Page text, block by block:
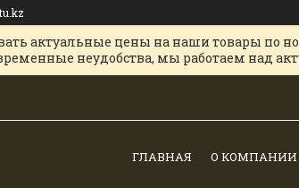
актуальные цены на наши товары по
неудобства, мы работаем над
ГЛАВНАЯ О КОМПАНИИ